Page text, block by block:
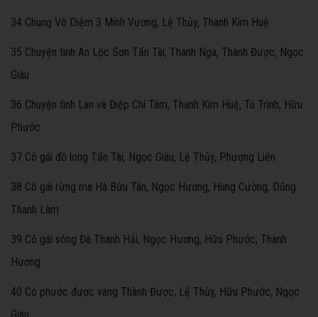
34 Chung Vô Diệm 3 Minh Vương, Lệ Thủy, Thanh Kim Huệ
35 Chuyện tình An Lộc Sơn Tấn Tài, Thanh Nga, Thành Được, Ngọc
Giàu
36 Chuyện tình Lan và Điệp Chí Tâm, Thanh Kim Huệ, Tú Trinh, Hữu
Phước
37 Cô gái đồ long Tấn Tài, Ngọc Giàu, Lệ Thủy, Phượng Liên
38 Cô gái rừng ma Hà Bửu Tân, Ngọc Hương, Hùng Cường, Dũng
Thanh Lâm
39 Cô gái sông Đà Thanh Hải, Ngọc Hương, Hữu Phước, Thanh
Hương
40 Có phước được vàng Thành Được, Lệ Thủy, Hữu Phước, Ngọc